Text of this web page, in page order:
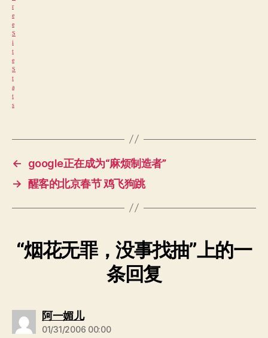
←
google正在成为“麻烦制造者”
→ 醒客的北京春节 鸡飞狗跳
“烟花无罪，没事找抽”上的一
条回复
阿一媚儿说：
01/31/2006 00:00